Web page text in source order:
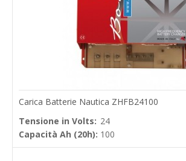
Carica Batterie Nautica ZHFB24100
Tensione in Volts: 24
Capacità Ah (20h): 100